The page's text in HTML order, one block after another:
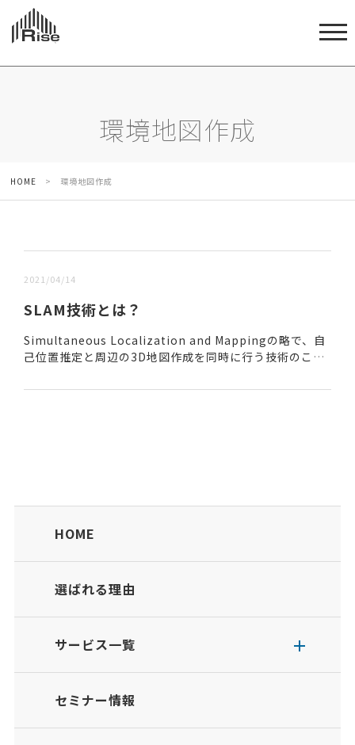
環境地図作成
HOME > 環境地図作成
2021/04/14
SLAM技術とは？
Simultaneous Localization and Mappingの略で、自
己位置推定と周辺の3D地図作成を同時に行う技術のこ
と同時にマッピン...
HOME
選ばれる理由
サービス一覧
セミナー情報